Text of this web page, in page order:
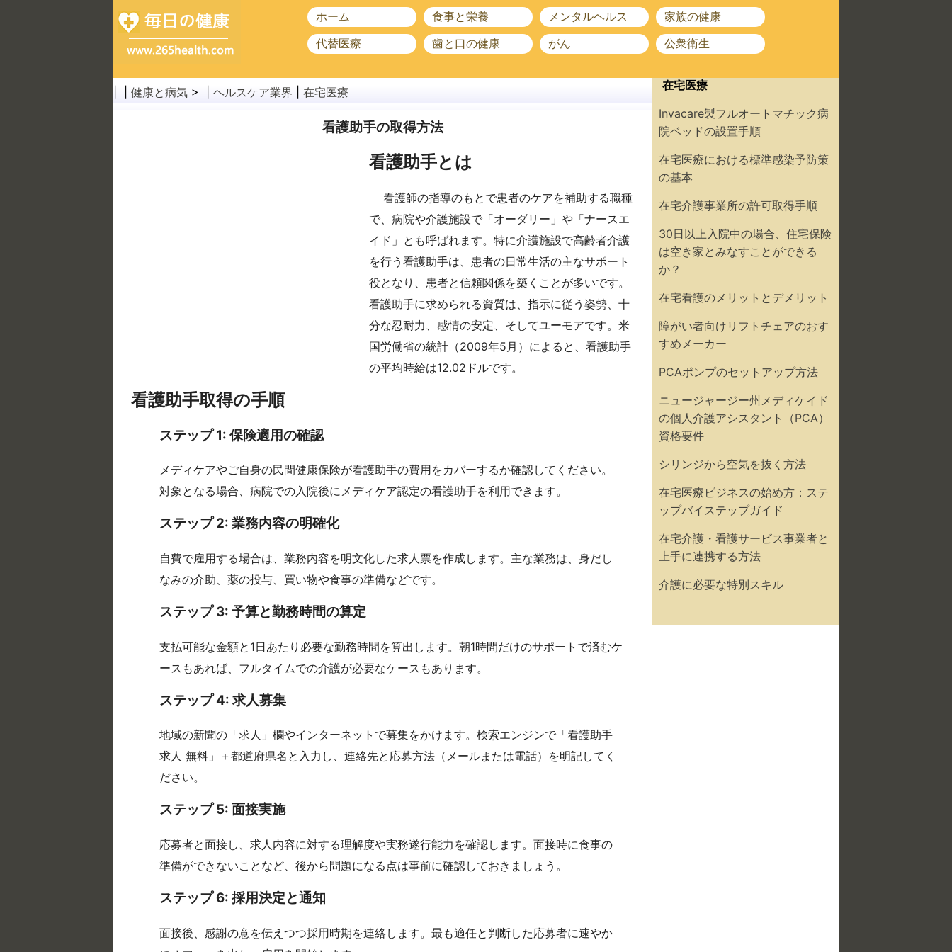
ホーム 食事と栄養 メンタルヘルス
家族の健康
代替医療
歯と口の健康 がん 公衆衛生
健康と病気 > | ヘルスケア業界 在宅医療
看護助手の取得方法
看護助手とは
看護師の指導のもとで患者のケアを補助する職種
で、病院や介護施設で「オーダリー」や「ナースエ
イド」とも呼ばれます。特に介護施設で高齢者介護
を行う看護助手は、患者の日常生活の主なサポート
役となり、患者と信頼関係を築くことが多いです。
看護助手に求められる資質は、指示に従う姿勢、十
分な忍耐力、感情の安定、そしてユーモアです。米
国労働省の統計（2009年5月）によると、看護助手
の平均時給は12.02ドルです。
看護助手取得の手順
ステップ 1: 保険適用の確認
メディケアやご自身の民間健康保険が看護助手の費用をカバーするか確認してください。
対象となる場合、病院での入院後にメディケア認定の看護助手を利用できます。
ステップ 2: 業務内容の明確化
自費で雇用する場合は、業務内容を明文化した求人票を作成します。主な業務は、身だし
なみの介助、薬の投与、買い物や食事の準備などです。
ステップ 3: 予算と勤務時間の算定
支払可能な金額と1日あたり必要な勤務時間を算出します。朝1時間だけのサポートで済むケ
ースもあれば、フルタイムでの介護が必要なケースもあります。
ステップ 4: 求人募集
地域の新聞の「求人」欄やインターネットで募集をかけます。検索エンジンで「看護助手
求人 無料」＋都道府県名と入力し、連絡先と応募方法（メールまたは電話）を明記してく
ださい。
ステップ 5: 面接実施
応募者と面接し、求人内容に対する理解度や実務遂行能力を確認します。面接時に食事の
準備ができないことなど、後から問題になる点は事前に確認しておきましょう。
ステップ 6: 採用決定と通知
面接後、感謝の意を伝えつつ採用時期を連絡します。最も適任と判断した応募者に速やか
在宅医療
Invacare製フルオートマチック病
院ベッドの設置手順
在宅医療における標準感染予防策
の基本
在宅介護事業所の許可取得手順
30日以上入院中の場合、住宅保険
は空き家とみなすことができる
か？
在宅看護のメリットとデメリット
障がい者向けリフトチェアのおす
すめメーカー
PCAポンプのセットアップ方法
ニュージャージー州メディケイド
の個人介護アシスタント（PCA）
資格要件
シリンジから空気を抜く方法
在宅医療ビジネスの始め方：ステ
ップバイステップガイド
在宅介護・看護サービス事業者と
上手に連携する方法
介護に必要な特別スキル